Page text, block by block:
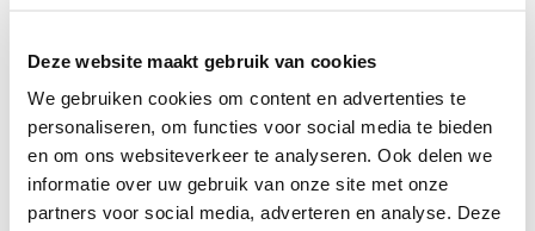
Deze website maakt gebruik van cookies
We gebruiken cookies om content en advertenties te
personaliseren, om functies voor social media te bieden
en om ons websiteverkeer te analyseren. Ook delen we
informatie over uw gebruik van onze site met onze
partners voor social media, adverteren en analyse. Deze